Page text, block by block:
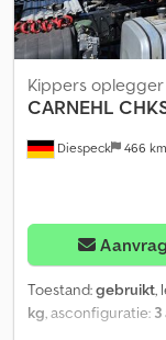
Diespeck 466 km
Kippers oplegger
CARNEHL
Toestand:gebruikt,
kg , asconfiguratie: 3